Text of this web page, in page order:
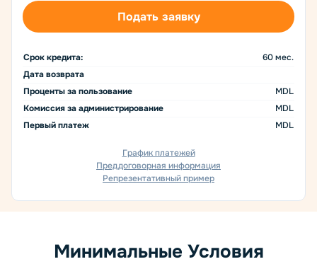
Подать заявку
Срок кредита: 60мес.
Дата возврата
Проценты за пользование
MDL
Комиссия за администрирование
MDL
Первый платеж
MDL
График платежей
Преддоговорная информация
Репрезентативный пример
Минимальные Условия